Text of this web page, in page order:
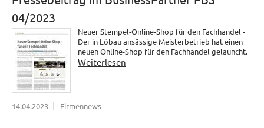
04/2023
Neuer Stempel-Online-Shop für den Fachhandel -
Der in Löbau ansässige Meisterbetrieb hat einen
neuen Online-Shop für den Fachhandel gelauncht.
Weiterlesen
14.04.2023 Firmennews